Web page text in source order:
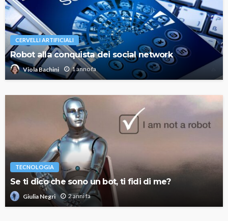
CERVELLI ARTIFICIALI
Robot alla conquista dei social network
Viola Bachini 1 anno fa
TECNOLOGIA
Se ti dico che sono un bot, ti fidi di me?
Giulia Negri 2 anni fa